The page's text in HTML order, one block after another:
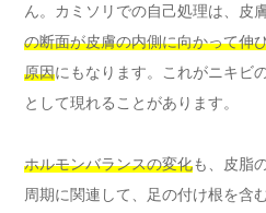
ん。カミソリでの自己処理は、皮
の断面が皮膚の内側に向かって伸
原因にもなります。これがニキビ
として現れることがあります。
ホルモンバランスの変化も、皮脂
周期に関連して、足の付け根を含